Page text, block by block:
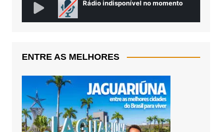
ENTRE AS MELHORES